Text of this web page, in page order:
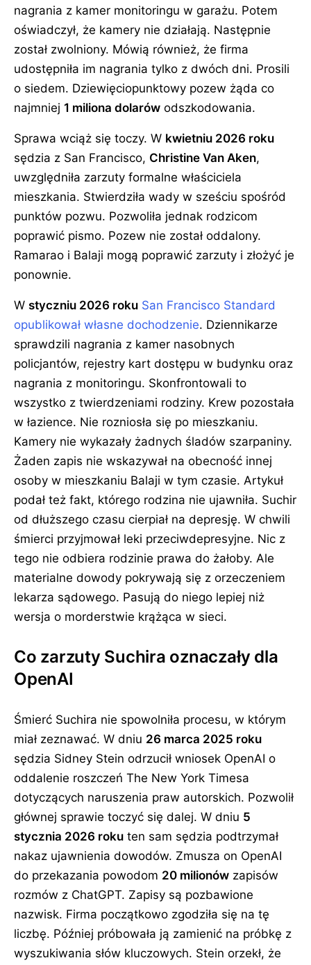
nagrania z kamer monitoringu w garażu. Potem
oświadczył, że kamery nie działają. Następnie
został zwolniony. Mówią również, że firma
udostępniła im nagrania tylko z dwóch dni. Prosili
o siedem. Dziewięciopunktowy pozew żąda co
najmniej 1 miliona dolarów odszkodowania.
Sprawa wciąż się toczy. W kwietniu 2026 roku
sędzia z San Francisco, Christine Van Aken,
uwzględniła zarzuty formalne właściciela
mieszkania. Stwierdziła wady w sześciu spośród
punktów pozwu. Pozwoliła jednak rodzicom
poprawić pismo. Pozew nie został oddalony.
Ramarao i Balaji mogą poprawić zarzuty i złożyć je
ponownie.
W styczniu 2026 roku San Francisco Standard
opublikował własne dochodzenie. Dziennikarze
sprawdzili nagrania z kamer nasobnych
policjantów, rejestry kart dostępu w budynku oraz
nagrania z monitoringu. Skonfrontowali to
wszystko z twierdzeniami rodziny. Krew pozostała
w łazience. Nie rozniosła się po mieszkaniu.
Kamery nie wykazały żadnych śladów szarpaniny.
Żaden zapis nie wskazywał na obecność innej
osoby w mieszkaniu Balaji w tym czasie. Artykuł
podał też fakt, którego rodzina nie ujawniła. Suchir
od dłuższego czasu cierpiał na depresję. W chwili
śmierci przyjmował leki przeciwdepresyjne. Nic z
tego nie odbiera rodzinie prawa do żałoby. Ale
materialne dowody pokrywają się z orzeczeniem
lekarza sądowego. Pasują do niego lepiej niż
wersja o morderstwie krążąca w sieci.
Co zarzuty Suchira oznaczały dla
OpenAI
Śmierć Suchira nie spowolniła procesu, w którym
miał zeznawać. W dniu 26 marca 2025 roku
sędzia Sidney Stein odrzucił wniosek OpenAI o
oddalenie roszczeń The New York Timesa
dotyczących naruszenia praw autorskich. Pozwolił
głównej sprawie toczyć się dalej. W dniu 5
stycznia 2026 roku ten sam sędzia podtrzymał
nakaz ujawnienia dowodów. Zmusza on OpenAI
do przekazania powodom 20 milionów zapisów
rozmów z ChatGPT. Zapisy są pozbawione
nazwisk. Firma początkowo zgodziła się na tę
liczbę. Później próbowała ją zamienić na próbkę z
wyszukiwania słów kluczowych. Stein orzekł, że